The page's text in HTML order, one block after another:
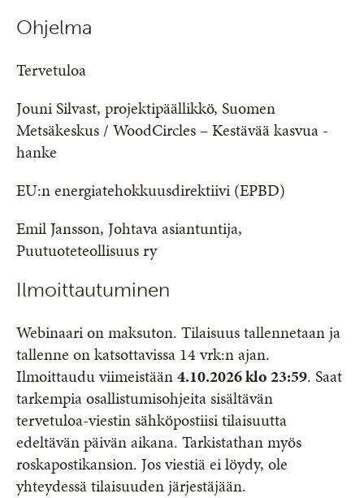
Ohjelma
Tervetuloa
Jouni Silvast, projektipäällikkö, Suomen
Metsäkeskus / WoodCircles – Kestävää kasvua -
hanke
EU:n energiatehokkuusdirektiivi (EPBD)
Emil Jansson, Johtava asiantuntija,
Puutuoteteollisuus ry
Ilmoittautuminen
Webinaari on maksuton. Tilaisuus tallennetaan ja
tallenne on katsottavissa 14 vrk:n ajan.
Ilmoittaudu viimeistään4.10.2026 klo 23:59. Saat
tarkempia osallistumisohjeita sisältävän
tervetuloa-viestin sähköpostiisi tilaisuutta
edeltävän päivän aikana. Tarkistathan myös
roskapostikansion. Jos viestiä ei löydy, ole
yhteydessä tilaisuuden järjestäjään.